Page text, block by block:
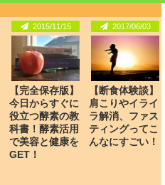
2015/11/15
【完全保存版】
今日からすぐに
役立つ酵素の教
科書！酵素活用
で美容と健康を
GET！
2017/06/03
【断食体験談】
肩こりやイライ
ラ解消、ファス
ティングってこ
んなにすごい！